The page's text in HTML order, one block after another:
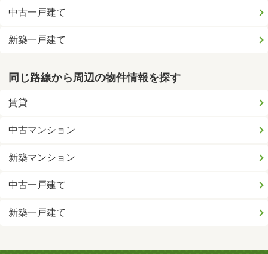
中古一戸建て
新築一戸建て
同じ路線から周辺の物件情報を探す
賃貸
中古マンション
新築マンション
中古一戸建て
新築一戸建て